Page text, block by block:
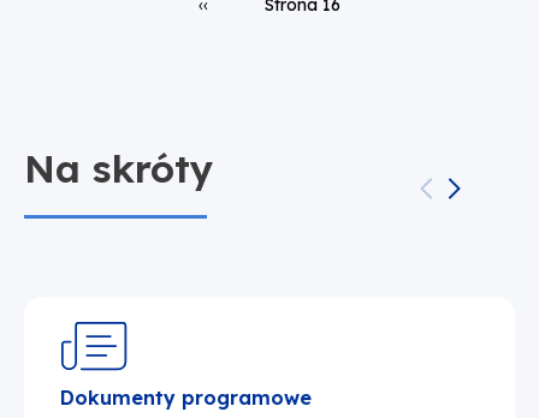
‹‹ Strona 16
Na skróty
Dokumenty programowe